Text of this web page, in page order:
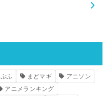
ぷふ まどマギ
アニソン
アニメランキング